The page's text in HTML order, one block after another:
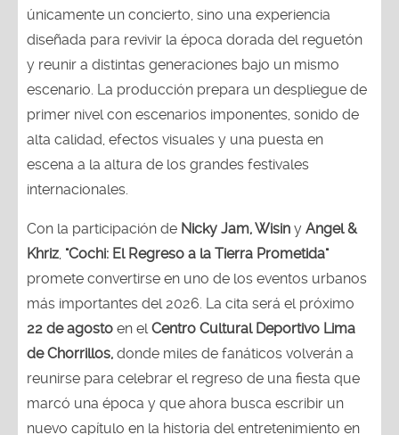
únicamente un concierto, sino una experiencia
diseñada para revivir la época dorada del reguetón
y reunir a distintas generaciones bajo un mismo
escenario. La producción prepara un despliegue de
primer nivel con escenarios imponentes, sonido de
alta calidad, efectos visuales y una puesta en
escena a la altura de los grandes festivales
internacionales.
Con la participación de Nicky Jam, Wisin y Angel &
Khriz, "Cochi: El Regreso a la Tierra Prometida"
promete convertirse en uno de los eventos urbanos
más importantes del 2026. La cita será el próximo
22 de agosto en elCentro Cultural Deportivo Lima
de Chorrillos, donde miles de fanáticos volverán a
reunirse para celebrar el regreso de una fiesta que
marcó una época y que ahora busca escribir un
nuevo capítulo en la historia del entretenimiento en